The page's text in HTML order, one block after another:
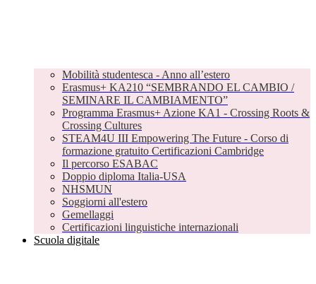
Mobilità studentesca - Anno all’estero
Erasmus+ KA210 “SEMBRANDO EL CAMBIO /
SEMINARE IL CAMBIAMENTO”
Programma Erasmus+ Azione KA1 - Crossing Roots &
Crossing Cultures
STEAM4U III Empowering The Future - Corso di
formazione gratuito Certificazioni Cambridge
Il percorso ESABAC
Doppio diploma Italia-USA
NHSMUN
Soggiorni all'estero
Gemellaggi
Certificazioni linguistiche internazionali
Scuola digitale